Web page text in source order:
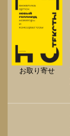
お取り寄せ